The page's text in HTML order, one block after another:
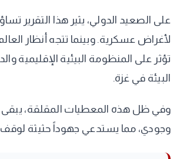
على الصعيد الدولي، يثير هذا التقرير
لأغراض عسكرية. وبينما تتجه أنظار
تؤثر على المنظومة البيئية الإقليمية
البيئة في غزة.
وفي ظل هذه المعطيات المقلقة، يبقى
وجودي، مما يستدعي جهوداً حثيثة لوقف